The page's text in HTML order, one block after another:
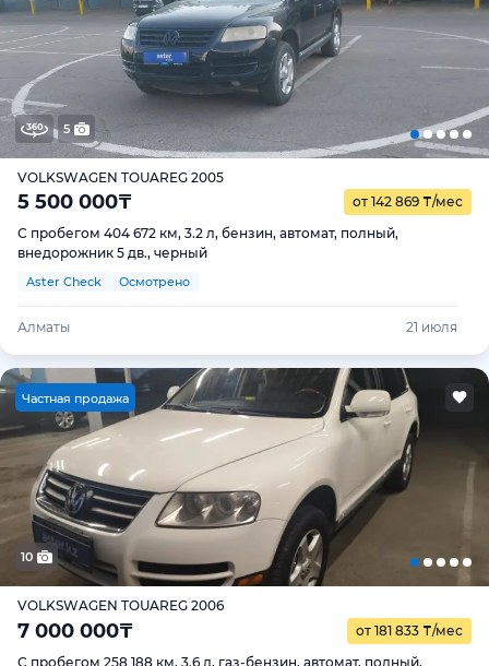
5
VOLKSWAGEN TOUAREG 2005
5 500 000₸ от 142 869 ₸/мес
С пробегом 404 672 км, 3.2 л, бензин, автомат, полный,
внедорожник 5 дв., черный
Aster Check Осмотрено
Алматы 21 июля
Частная продажа
10
VOLKSWAGEN TOUAREG 2006
7 000 000₸ от 181 833 ₸/мес
С пробегом 258 188 км, 3.6 л, газ-бензин, автомат, полный,